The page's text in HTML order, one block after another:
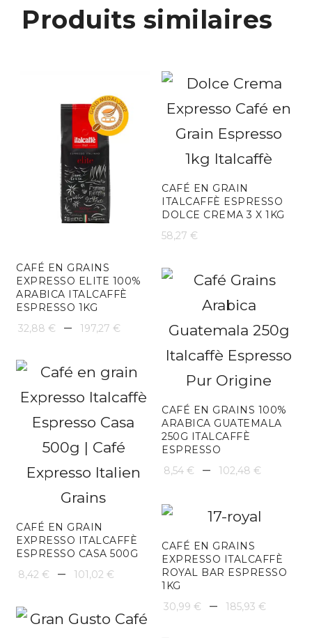
Produits similaires
CAFÉ EN GRAINS
EXPRESSO ELITE 100%
ARABICA ITALCAFFÈ
ESPRESSO 1KG
32,88 € – 197,27 €
prix :
32,88 €
à
197,27 €
CAFÉ EN GRAIN
ITALCAFFÈ ESPRESSO
DOLCE CREMA 3 X 1KG
58,27 €
CAFÉ EN GRAINS 100%
ARABICA GUATEMALA
250G ITALCAFFÈ
ESPRESSO
8,54 € – 102,48 €
à
CAFÉ EN GRAIN
EXPRESSO ITALCAFFÈ
ESPRESSO CASA 500G
8,42 € – 101,02 €
prix :
CAFÉ EN GRAINS
EXPRESSO ITALCAFFÈ
ROYAL BAR ESPRESSO
1KG
30,99 € – 185,93 €